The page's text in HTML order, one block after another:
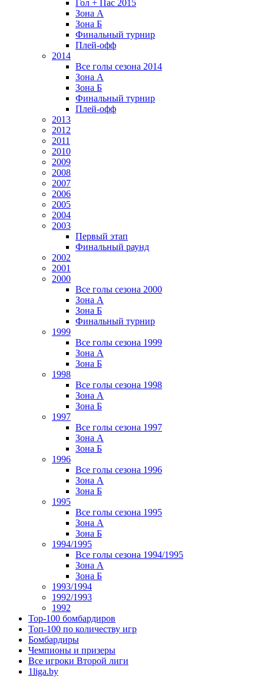
Гол + Пас 2015
Зона А
Зона Б
Финальный турнир
Плей-офф
2014
Все голы сезона 2014
Зона А
Зона Б
Финальный турнир
Плей-офф
2013
2012
2011
2010
2009
2008
2007
2006
2005
2004
2003
Первый этап
Финальный раунд
2002
2001
2000
Все голы сезона 2000
Зона А
Зона Б
Финальный турнир
1999
Все голы сезона 1999
Зона А
Зона Б
1998
Все голы сезона 1998
Зона А
Зона Б
1997
Все голы сезона 1997
Зона А
Зона Б
1996
Все голы сезона 1996
Зона А
Зона Б
1995
Все голы сезона 1995
Зона А
Зона Б
1994/1995
Все голы сезона 1994/1995
Зона А
Зона Б
1993/1994
1992/1993
1992
Top-100 бомбардиров
Топ-100 по количеству игр
Бомбардиры
Чемпионы и призеры
Все игроки Второй лиги
1liga.by